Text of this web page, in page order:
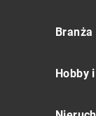
Hobby